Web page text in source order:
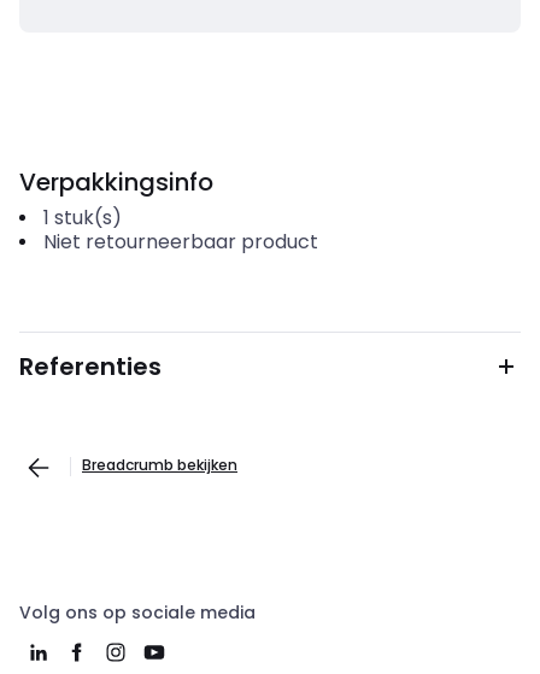
Verpakkingsinfo
1 stuk(s)
Niet retourneerbaar product
Referenties
Breadcrumb bekijken
Volg ons op sociale media